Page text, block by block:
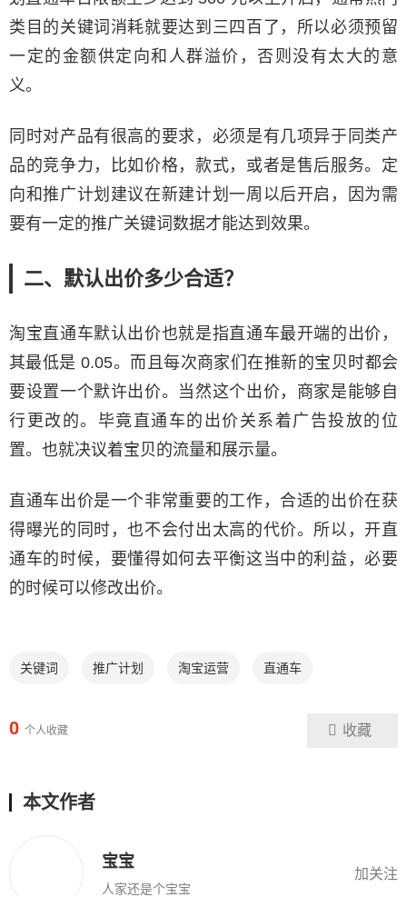
类目的关键词消耗就要达到三四百了，所以必须预留
一定的金额供定向和人群溢价，否则没有太大的意
义。
同时对产品有很高的要求，必须是有几项异于同类产
品的竞争力，比如价格，款式，或者是售后服务。定
向和推广计划建议在新建计划一周以后开启，因为需
要有一定的推广关键词数据才能达到效果。
二、默认出价多少合适？
淘宝直通车默认出价也就是指直通车最开端的出价，
其最低是 0.05。而且每次商家们在推新的宝贝时都会
要设置一个默许出价。当然这个出价，商家是能够自
行更改的。毕竟直通车的出价关系着广告投放的位
置。也就决议着宝贝的流量和展示量。
直通车出价是一个非常重要的工作，合适的出价在获
得曝光的同时，也不会付出太高的代价。所以，开直
通车的时候，要懂得如何去平衡这当中的利益，必要
的时候可以修改出价。
关键词 推广计划 淘宝运营 直通车
0 个人收藏 收藏
本文作者
宝宝
人家还是个宝宝
加关注